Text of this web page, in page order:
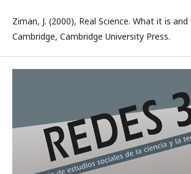
Ziman, J. (2000), Real Science. What it is
Cambridge, Cambridge University Press.